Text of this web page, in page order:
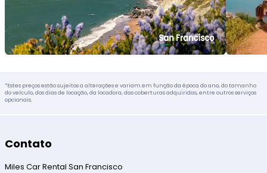
*Estes preços estão sujeitos a alterações e variam em função da época do ano, do tamanho
do veículo, dos dias de locação, da locadora, das coberturas adquiridas, entre outros serviços
opcionais.
Contato
Miles Car Rental San Francisco